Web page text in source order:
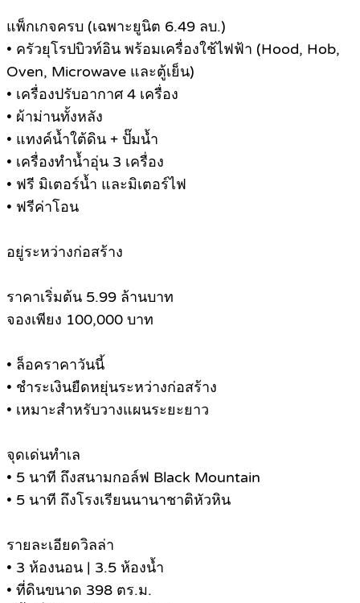
แพ็กเกจครบ (เฉพาะยูนิต 6.49 ลบ.)
• ครัวยุโรปบิวท์อิน พร้อมเครื่องใช้ไฟฟ้า (Hood, Hob,
Oven, Microwave และตู้เย็น)
• เครื่องปรับอากาศ 4 เครื่อง
• ผ้าม่านทั้งหลัง
• แทงค์น้ำใต้ดิน + ปั๊มน้ำ
• เครื่องทำน้ำอุ่น 3 เครื่อง
• ฟรี มิเตอร์น้ำ และมิเตอร์ไฟ
• ฟรีค่าโอน
อยู่ระหว่างก่อสร้าง
ราคาเริ่มต้น 5.99 ล้านบาท
จองเพียง 100,000 บาท
• ล็อคราคาวันนี้
• ชำระเงินยืดหยุ่นระหว่างก่อสร้าง
• เหมาะสำหรับวางแผนระยะยาว
จุดเด่นทำเล
• 5 นาที ถึงสนามกอล์ฟ Black Mountain
• 5 นาที ถึงโรงเรียนนานาชาติหัวหิน
รายละเอียดวิลล่า
• 3 ห้องนอน | 3.5 ห้องน้ำ
• ที่ดินขนาด 398 ตร.ม.